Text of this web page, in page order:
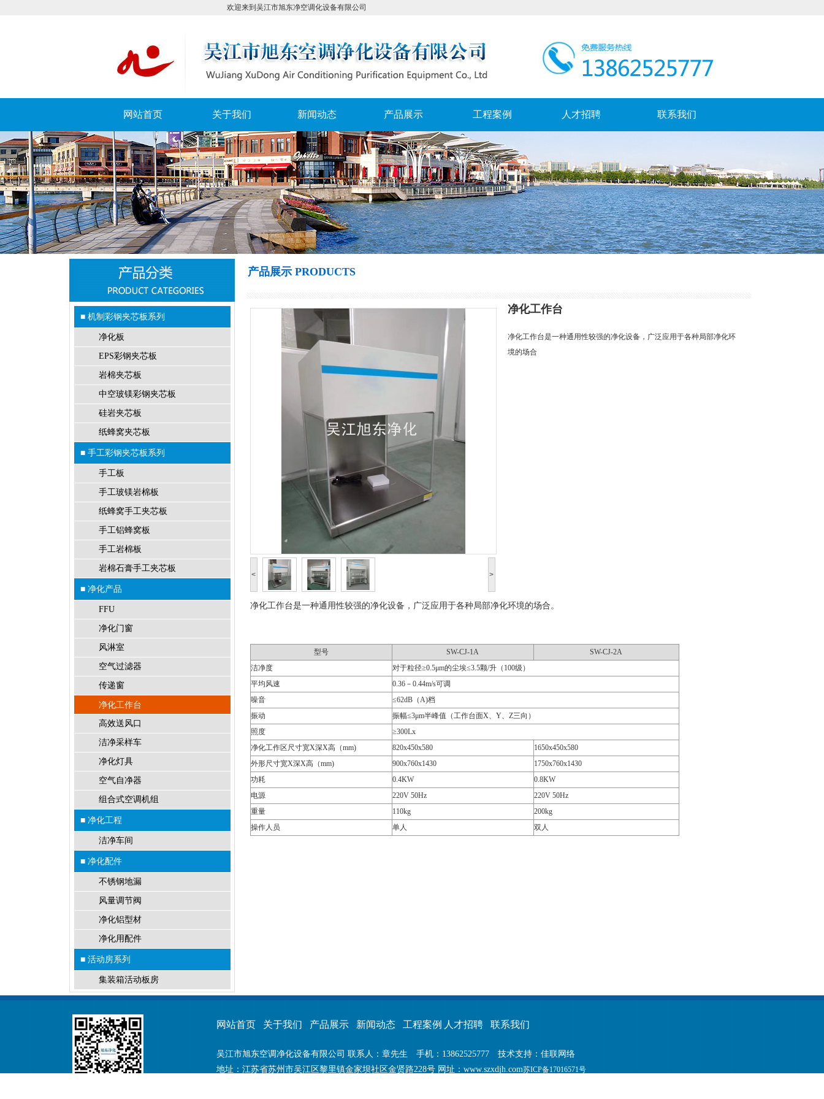
欢迎来到吴江市旭东净空调化设备有限公司
网站首页 关于我们 新闻动态 产品展示 工程案例 人才招聘 联系我们
■ 机制彩钢夹芯板系列
净化板
EPS彩钢夹芯板
岩棉夹芯板
中空玻镁彩钢夹芯板
硅岩夹芯板
纸蜂窝夹芯板
■ 手工彩钢夹芯板系列
手工板
手工玻镁岩棉板
纸蜂窝手工夹芯板
手工铝蜂窝板
手工岩棉板
岩棉石膏手工夹芯板
■ 净化产品
FFU
净化门窗
风淋室
空气过滤器
传递窗
净化工作台
高效送风口
洁净采样车
净化灯具
空气自净器
组合式空调机组
■ 净化工程
洁净车间
■ 净化配件
不锈钢地漏
风量调节阀
净化铝型材
净化用配件
■ 活动房系列
集装箱活动板房
产品展示 PRODUCTS
< >
净化工作台
净化工作台是一种通用性较强的净化设备，广泛应用于各种局部净化环
境的场合
净化工作台是一种通用性较强的净化设备，广泛应用于各种局部净化环境的场合。
型号 SW-CJ-1A
SW-CJ-2A
洁净度
对于粒径≥0.5μm的尘埃≤3.5颗/升（100级）
平均风速
0.36－0.44m/s可调
噪音
≤62dB（A)档
振动
振幅≤3μm半峰值（工作台面X、Y、Z三向）
照度
≥300Lx
净化工作区尺寸宽X深X高（mm)
820x450x580
1650x450x580
外形尺寸宽X深X高（mm)
900x760x1430
1750x760x1430
功耗
0.4KW
0.8KW
电源
220V 50Hz
220V 50Hz
重量
110kg
200kg
操作人员
单人 双人
网站首页 关于我们 产品展示 新闻动态 工程案例 人才招聘 联系我们
吴江市旭东空调净化设备有限公司 联系人：章先生 手机：13862525777 技术支持：佳联网络
地址：江苏省苏州市吴江区黎里镇金家坝社区金贤路228号 网址：www.szxdjh.com苏ICP备17016571号